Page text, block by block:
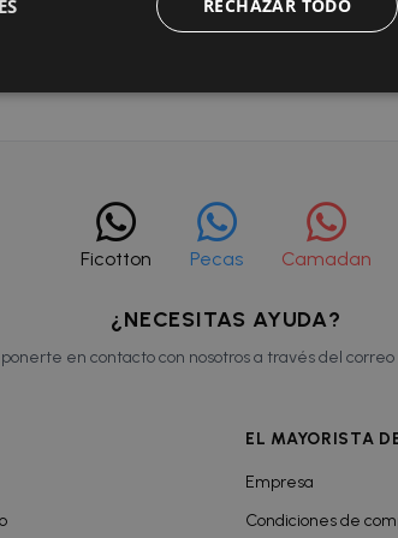
poliamida, 40% poliéster y 10% elastano
Ficotton Pecas Camadan
¿NECESITAS AYUDA?
en contacto con nosotros a través del correo
EL MAYORISTA
Empresa
Condiciones de
RECHAZAR TODO